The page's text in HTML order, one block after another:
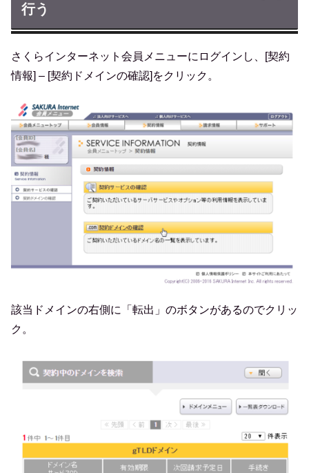
行う
さくらインターネット会員メニューにログインし、[契約
情報] – [契約ドメインの確認]をクリック。
該当ドメインの右側に「転出」のボタンがあるのでクリッ
ク。